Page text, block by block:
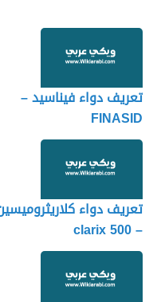
تعريف دواء فيناسيد –
FINASID
تعريف دواء
– clarix 500